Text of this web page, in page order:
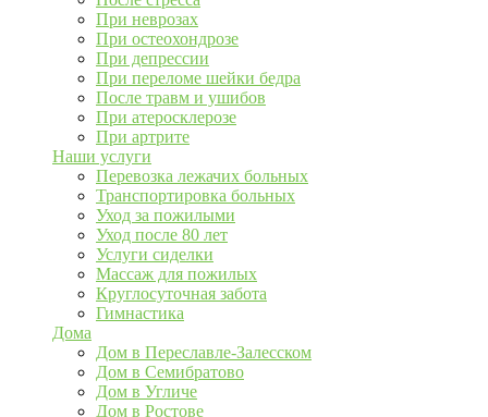
При неврозах
При остеохондрозе
При депрессии
При переломе шейки бедра
После травм и ушибов
При атеросклерозе
При артрите
Наши услуги
Перевозка лежачих больных
Транспортировка больных
Уход за пожилыми
Уход после 80 лет
Услуги сиделки
Массаж для пожилых
Круглосуточная забота
Гимнастика
Дома
Дом в Переславле-Залесском
Дом в Семибратово
Дом в Угличе
Дом в Ростове